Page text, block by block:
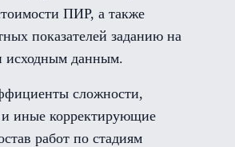
ПИР, а также
показателей заданию на
исходным данным.
сложности,
и иные корректирующие
работ по стадиям